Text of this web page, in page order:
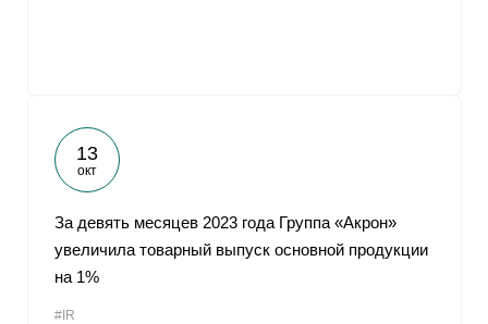
13
окт
За девять месяцев 2023 года Группа «Акрон»
увеличила товарный выпуск основной продукции
на 1%
#IR